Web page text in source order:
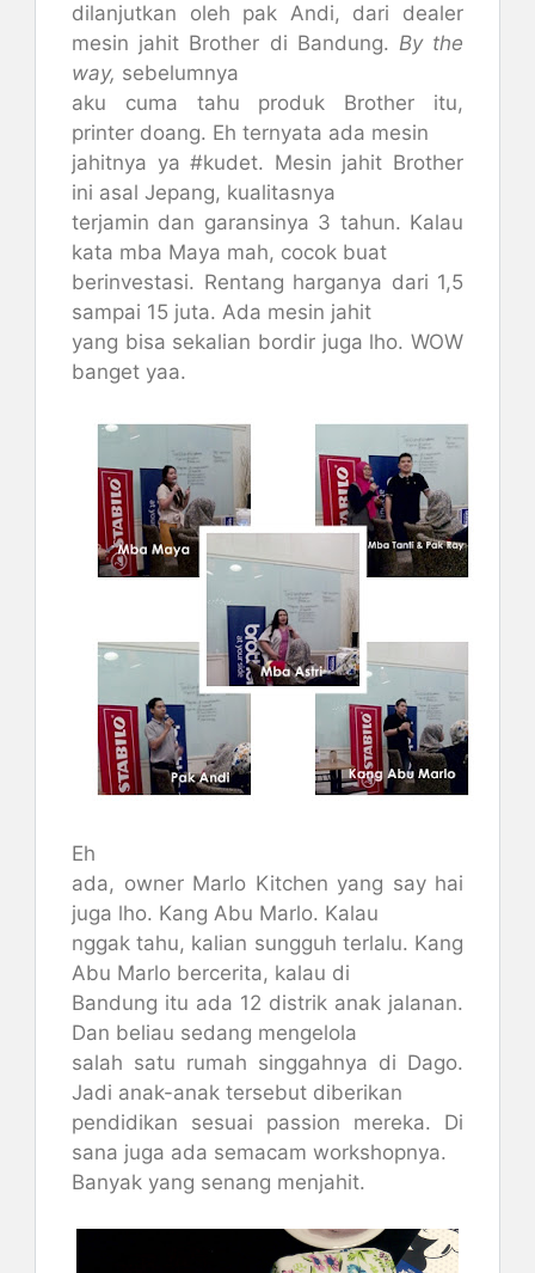
dilanjutkan oleh pak Andi, dari dealer
mesin jahit Brother di Bandung. By the
way, sebelumnya
aku cuma tahu produk Brother itu,
printer doang. Eh ternyata ada mesin
jahitnya ya #kudet. Mesin jahit Brother
ini asal Jepang, kualitasnya
terjamin dan garansinya 3 tahun. Kalau
kata mba Maya mah, cocok buat
berinvestasi. Rentang harganya dari 1,5
sampai 15 juta. Ada mesin jahit
yang bisa sekalian bordir juga lho. WOW
banget yaa.
Eh
ada, owner Marlo Kitchen yang say hai
juga lho. Kang Abu Marlo. Kalau
nggak tahu, kalian sungguh terlalu. Kang
Abu Marlo bercerita, kalau di
Bandung itu ada 12 distrik anak jalanan.
Dan beliau sedang mengelola
salah satu rumah singgahnya di Dago.
Jadi anak-anak tersebut diberikan
pendidikan sesuai passion mereka. Di
sana juga ada semacam workshopnya.
Banyak yang senang menjahit.